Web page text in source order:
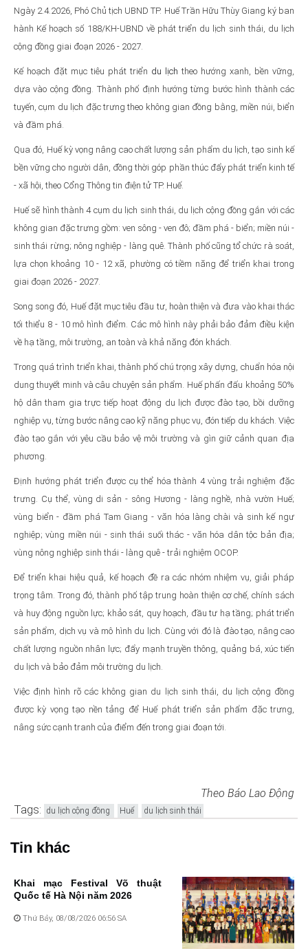
Ngày 2.4.2026, Phó Chủ tịch UBND TP. Huế Trần Hữu Thùy Giang ký ban
hành Kế hoạch số 188/KH-UBND về phát triển du lịch sinh thái, du lịch
cộng đồng giai đoạn 2026 - 2027.
Kế hoạch đặt mục tiêu phát triển du lịch theo hướng xanh, bền vững,
dựa vào cộng đồng. Thành phố định hướng từng bước hình thành các
tuyến, cụm du lịch đặc trưng theo không gian đồng bằng, miền núi, biển
và đầm phá.
Qua đó, Huế kỳ vọng nâng cao chất lượng sản phẩm du lịch, tạo sinh kế
bền vững cho người dân, đồng thời góp phần thúc đẩy phát triển kinh tế
- xã hội, theo Cổng Thông tin điện tử TP. Huế.
Huế sẽ hình thành 4 cụm du lịch sinh thái, du lịch cộng đồng gắn với các
không gian đặc trưng gồm: ven sông - ven đô; đầm phá - biển; miền núi -
sinh thái rừng; nông nghiệp - làng quê. Thành phố cũng tổ chức rà soát,
lựa chọn khoảng 10 - 12 xã, phường có tiềm năng để triển khai trong
giai đoạn 2026 - 2027.
Song song đó, Huế đặt mục tiêu đầu tư, hoàn thiện và đưa vào khai thác
tối thiểu 8 - 10 mô hình điểm. Các mô hình này phải bảo đảm điều kiện
về hạ tầng, môi trường, an toàn và khả năng đón khách.
Trong quá trình triển khai, thành phố chú trọng xây dựng, chuẩn hóa nội
dung thuyết minh và câu chuyện sản phẩm. Huế phấn đấu khoảng 50%
hộ dân tham gia trực tiếp hoạt động du lịch được đào tạo, bồi dưỡng
nghiệp vụ, từng bước nâng cao kỹ năng phục vụ, đón tiếp du khách. Việc
đào tạo gắn với yêu cầu bảo vệ môi trường và gìn giữ cảnh quan địa
phương.
Định hướng phát triển được cụ thể hóa thành 4 vùng trải nghiệm đặc
trưng. Cụ thể, vùng di sản - sông Hương - làng nghề, nhà vườn Huế;
vùng biển - đầm phá Tam Giang - văn hóa làng chài và sinh kế ngư
nghiệp; vùng miền núi - sinh thái suối thác - văn hóa dân tộc bản địa;
vùng nông nghiệp sinh thái - làng quê - trải nghiệm OCOP.
Để triển khai hiệu quả, kế hoạch đề ra các nhóm nhiệm vụ, giải pháp
trọng tâm. Trong đó, thành phố tập trung hoàn thiện cơ chế, chính sách
và huy động nguồn lực; khảo sát, quy hoạch, đầu tư hạ tầng; phát triển
sản phẩm, dịch vụ và mô hình du lịch. Cùng với đó là đào tạo, nâng cao
chất lượng nguồn nhân lực; đẩy mạnh truyền thông, quảng bá, xúc tiến
du lịch và bảo đảm môi trường du lịch.
Việc định hình rõ các không gian du lịch sinh thái, du lịch cộng đồng
được kỳ vọng tạo nền tảng để Huế phát triển sản phẩm đặc trưng,
nâng sức cạnh tranh của điểm đến trong giai đoạn tới.
Theo Báo Lao Động
Tags: du lịch cộng đồng Huế du lịch sinh thái
Tin khác
Khai mạc Festival Võ thuật
Quốc tế Hà Nội năm 2026
Thứ Bảy, 08/08/2026 06:56 SA